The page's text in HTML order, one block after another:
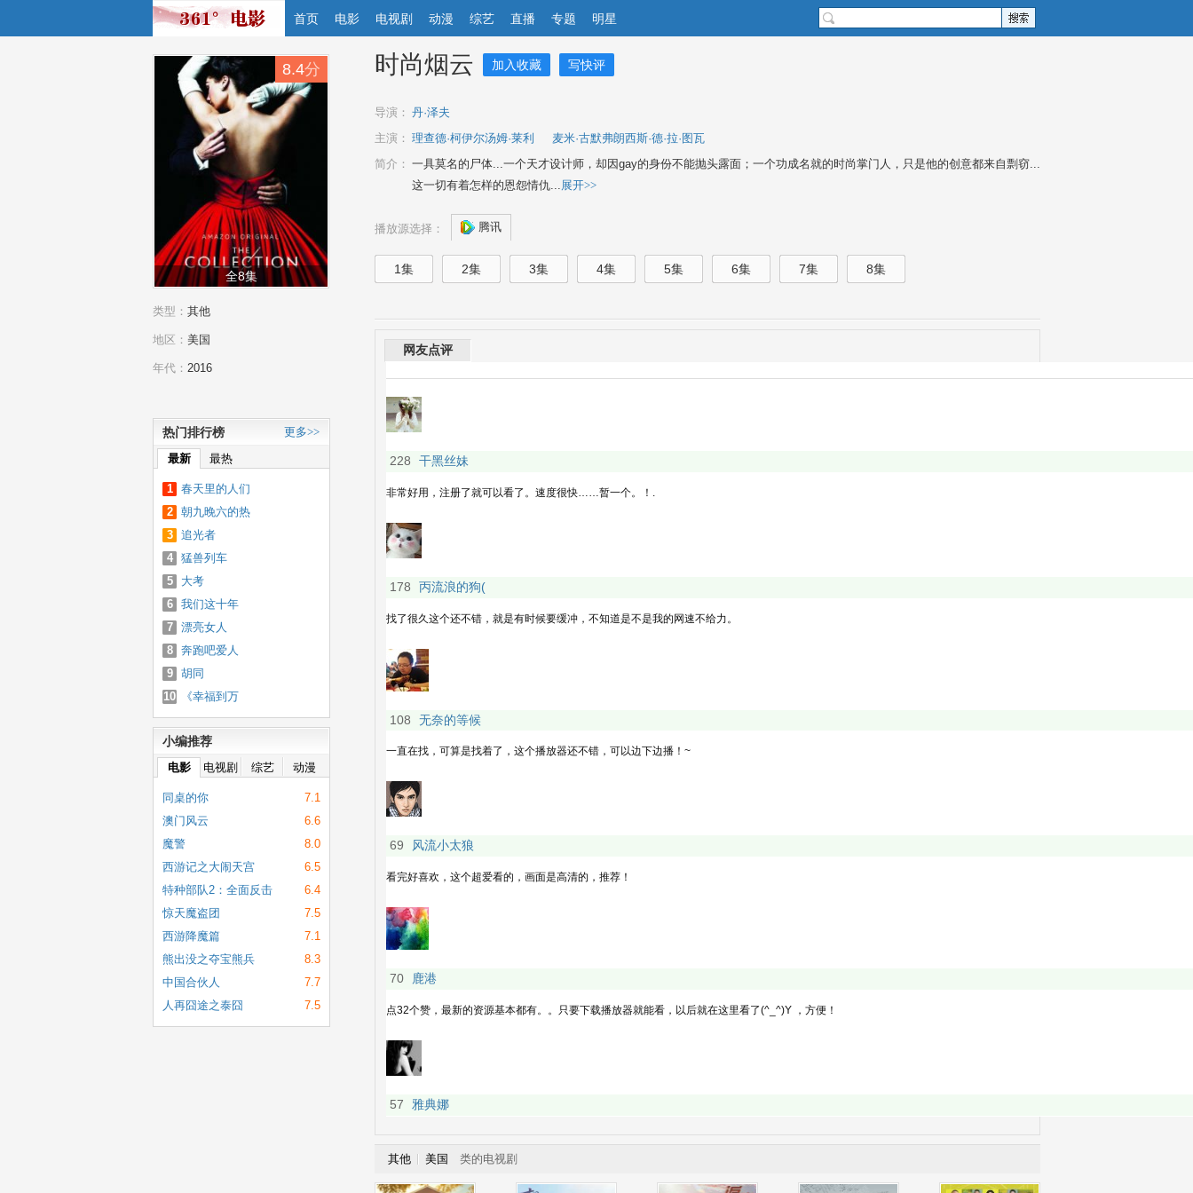
首页 电影 电视剧 动漫 综艺 直播 专题 明星
时尚烟云 加入收藏 写快评
导演： 丹·泽夫
主演： 理查德·柯伊尔汤姆·莱利
麦米·古默弗朗西斯·德·拉·图瓦
简介： 一具莫名的尸体...一个天才设计师，却因gay的身份不能抛头露面；一个功成名就的时尚掌门人，只是他的创意都来自剽窃...
这一切有着怎样的恩怨情仇...展开>>
播放源选择： 腾讯
1集 2集 3集 4集 5集 6集 7集 8集
网友点评
其他 美国 类的电视剧
8.4分
全8集
类型： 其他
地区： 美国
年代： 2016
热门排行榜
更多>>
最新
最热
1
春天里的人们
2
朝九晚六的热
恋
3
追光者
4
猛兽列车
5
大考
6
我们这十年
7
漂亮女人
8
奔跑吧爱人
9
胡同
10
《幸福到万
家》电视剧全
集免费观看全
集完整版百度
云资源
[720p.1080p]
[迅雷下载][高清
下载]
小编推荐
电影 电视剧 综艺 动漫
同桌的你
7.1
澳门风云
6.6
魔警
8.0
西游记之大闹天宫
6.5
特种部队2：全面反击
6.4
惊天魔盗团
7.5
西游降魔篇
7.1
熊出没之夺宝熊兵
8.3
中国合伙人
7.7
人再囧途之泰囧
7.5